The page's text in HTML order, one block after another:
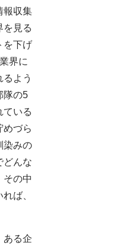
報収集
を見る
を下げ
界に
よう
隊の5
ている
めづら
染みの
どんな
その中
ば、
ある企